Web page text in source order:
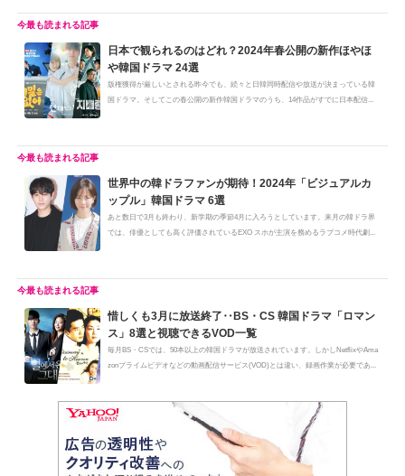
日本で観られるのはどれ？2024年春公開の新作ほやほ
や韓国ドラマ 24選
版権獲得が厳しいとされる昨今でも、続々と日韓同時配信や放送が決まっている韓
国ドラマ。そしてこの春公開の新作韓国ドラマのうち、14作品がすでに日本配信...
世界中の韓ドラファンが期待！2024年「ビジュアルカ
ップル」韓国ドラマ 6選
あと数日で3月も終わり、新学期の季節4月に入ろうとしています。来月の韓ドラ界
では、俳優としても高く評価されているEXO スホが主演を務めるラブコメ時代劇...
惜しくも3月に放送終了‥BS・CS 韓国ドラマ「ロマン
ス」8選と視聴できるVOD一覧
毎月BS・CSでは、50本以上の韓国ドラマが放送されています。しかしNetflixやAma
zonプライムビデオなどの動画配信サービス(VOD)とは違い、録画作業が必要であ...